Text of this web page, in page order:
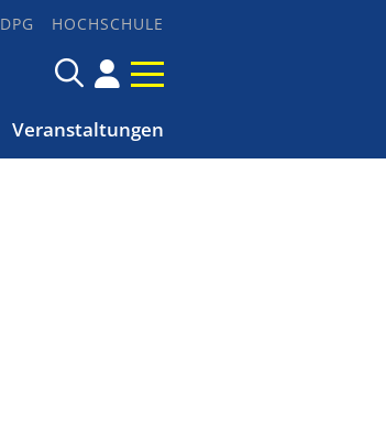
DPG HOCHSCHULE
Veranstaltungen